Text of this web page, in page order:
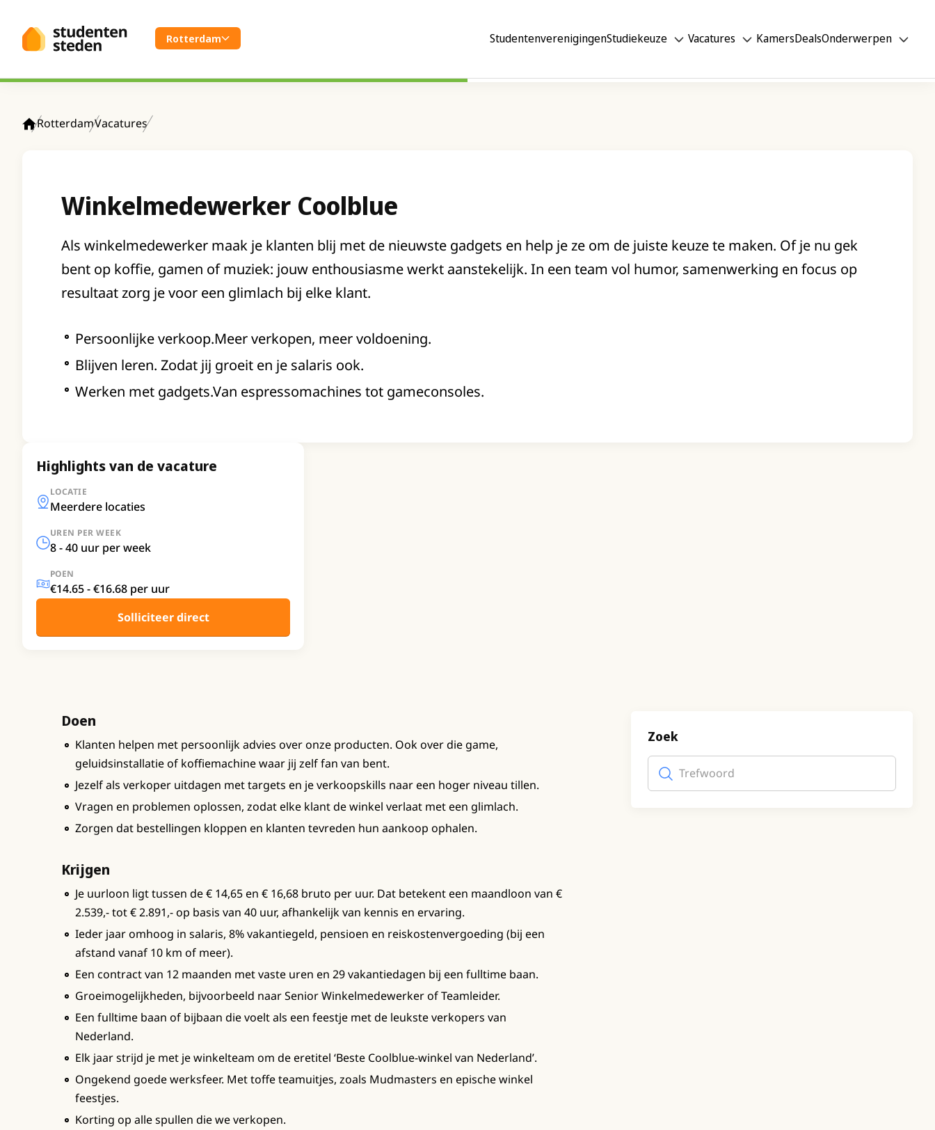
Rotterdam StudentenverenigingenStudiekeuze Vacatures KamersDealsOnderwerpen
RotterdamVacatures
Winkelmedewerker Coolblue
Als winkelmedewerker maak je klanten blij met de nieuwste gadgets en help je ze om de juiste keuze te maken. Of je nu gek
bent op koffie, gamen of muziek: jouw enthousiasme werkt aanstekelijk. In een team vol humor, samenwerking en focus op
resultaat zorg je voor een glimlach bij elke klant.
Persoonlijke verkoop.Meer verkopen, meer voldoening.
Blijven leren. Zodat jij groeit en je salaris ook.
Werken met gadgets.Van espressomachines tot gameconsoles.
Highlights van de vacature
LOCATIE
Meerdere locaties
UREN PER WEEK
8 - 40 uur per week
POEN
€14.65 - €16.68 per uur
Solliciteer direct
Doen
Klanten helpen met persoonlijk advies over onze producten. Ook over die game,
geluidsinstallatie of koffiemachine waar jij zelf fan van bent.
Jezelf als verkoper uitdagen met targets en je verkoopskills naar een hoger niveau tillen.
Vragen en problemen oplossen, zodat elke klant de winkel verlaat met een glimlach.
Zorgen dat bestellingen kloppen en klanten tevreden hun aankoop ophalen.
Krijgen
Je uurloon ligt tussen de € 14,65 en € 16,68 bruto per uur. Dat betekent een maandloon van €
2.539,- tot € 2.891,- op basis van 40 uur, afhankelijk van kennis en ervaring.
Ieder jaar omhoog in salaris, 8% vakantiegeld, pensioen en reiskostenvergoeding (bij een
afstand vanaf 10 km of meer).
Een contract van 12 maanden met vaste uren en 29 vakantiedagen bij een fulltime baan.
Groeimogelijkheden, bijvoorbeeld naar Senior Winkelmedewerker of Teamleider.
Een fulltime baan of bijbaan die voelt als een feestje met de leukste verkopers van
Nederland.
Elk jaar strijd je met je winkelteam om de eretitel ‘Beste Coolblue-winkel van Nederland’.
Ongekend goede werksfeer. Met toffe teamuitjes, zoals Mudmasters en epische winkel
feestjes.
Korting op alle spullen die we verkopen.
Zoek
Trefwoord